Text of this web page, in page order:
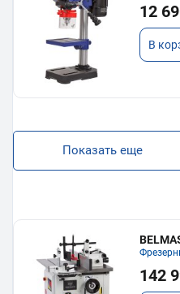
12
В
Показать еще
142